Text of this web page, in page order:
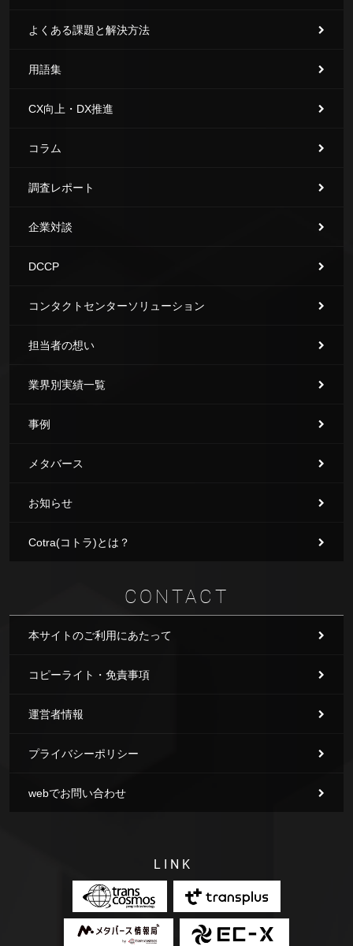
よくある課題と解決方法
用語集
CX向上・DX推進
コラム
調査レポート
企業対談
DCCP
コンタクトセンターソリューション
担当者の想い
業界別実績一覧
事例
メタバース
お知らせ
Cotra(コトラ)とは？
CONTACT
本サイトのご利用にあたって
コピーライト・免責事項
運営者情報
プライバシーポリシー
webでお問い合わせ
LINK